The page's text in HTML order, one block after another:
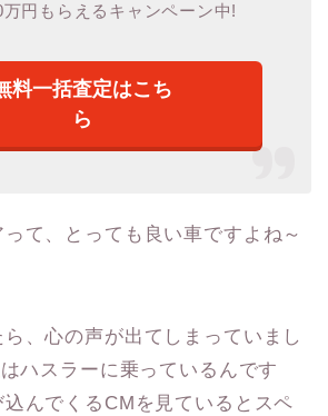
円もらえるキャンペーン中!
料一括査定はこち
ら
って、とっても良い車ですよね～
、心の声が出てしまっていまし
ハスラーに乗っているんです
んでくるCMを見ているとスペ